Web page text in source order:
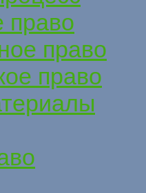
право
право
право